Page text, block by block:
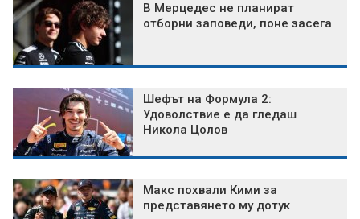
В Мерцедес не планират
отборни заповеди, поне засега
Шефът на Формула 2:
Удоволствие е да гледаш
Никола Цолов
Макс похвали Кими за
представянето му дотук